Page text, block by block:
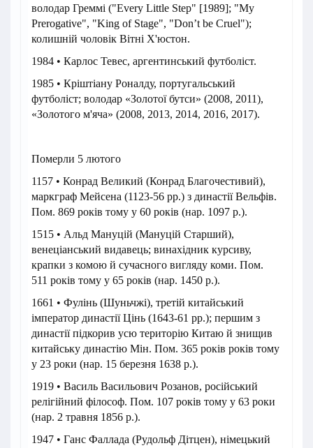
володар Греммі ("Every Little Step" [1989]; "My
Prerogative", "King of Stage", "Don’t be Cruel");
колишній чоловік Вітні Х'юстон.
1984 • Карлос Тевес, аргентинський футболіст.
1985 • Кріштіану Роналду, португальський
футболіст; володар «Золотої бутси» (2008, 2011),
«Золотого м'яча» (2008, 2013, 2014, 2016, 2017).
Померли 5 лютого
1157 • Конрад Великий (Конрад Благочестивий),
маркграф Мейсена (1123-56 рр.) з династії Вельфів.
Пом. 869 років тому у 60 років (нар. 1097 р.).
1515 • Альд Мануцій (Мануцій Старший),
венеціанський видавець; винахідник курсиву,
крапки з комою й сучасного вигляду коми. Пом.
511 років тому у 65 років (нар. 1450 р.).
1661 • Фулінь (Шуньчжі), третій китайський
імператор династії Цінь (1643-61 рр.); першим з
династії підкорив усю територію Китаю й знищив
китайську династію Мін. Пом. 365 років років тому
у 23 роки (нар. 15 березня 1638 р.).
1919 • Василь Васильович Розанов, російський
релігійний філософ. Пом. 107 років тому у 63 роки
(нар. 2 травня 1856 р.).
1947 • Ганс Фаллада (Рудольф Дітцен), німецький